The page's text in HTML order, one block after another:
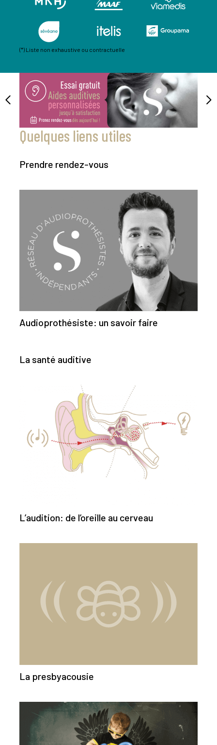
(*) Liste non exhaustive ou contractuelle
Quelques liens utiles
Prendre rendez-vous
Audioprothésiste: un savoir faire
La santé auditive
L’audition: de l’oreille au cerveau
La presbyacousie